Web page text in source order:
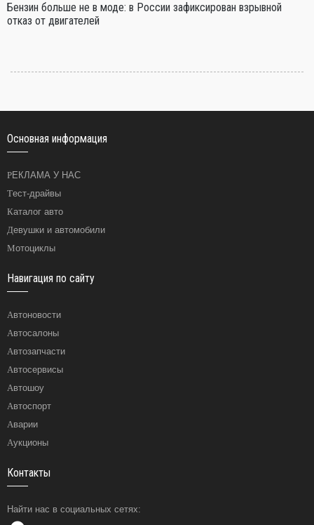
Бензин больше не в моде: в России зафиксирован взрывной
отказ от двигателей
Основная информация
РЕКЛАМА У НАС
Тест-драйвы
Каталог авто
Девушки и автомобили
Мотоциклы
Навигация по сайту
Автоновости
Автосалоны
Автозапчасти
Автосервисы
Автошоу
Автоспорт
Аварии
Аукционы
Контакты
Найти нас в социальных сетях: